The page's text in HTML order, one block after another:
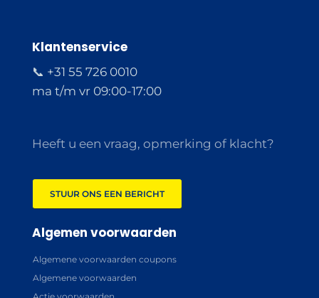
Klantenservice
📞 +31 55 726 0010
ma t/m vr 09:00-17:00
Heeft u een vraag, opmerking of klacht?
STUUR ONS EEN BERICHT
Algemen voorwaarden
Algemene voorwaarden coupons
Algemene voorwaarden